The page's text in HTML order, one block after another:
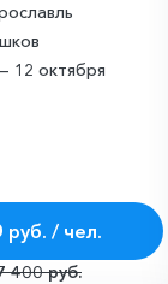
12 октября
руб. / чел.
400 руб.